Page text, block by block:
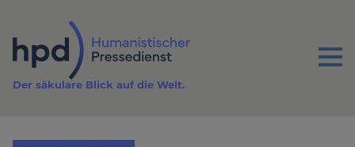
Inhalt
Menu
Der säkulare Blick auf die Welt.